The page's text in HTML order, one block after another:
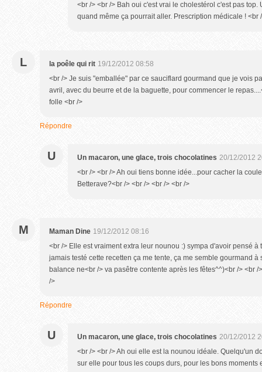
<br /> <br /> Bah oui c'est vrai le cholestérol c'est pas top.
quand même ça pourrait aller. Prescription médicale ! <br
L la poêle qui rit 19/12/2012 08:58
<br /> Je suis "emballée" par ce sauciflard gourmand que je vois
avril, avec du beurre et de la baguette, pour commencer le
folle <br />
Répondre
U Un macaron, une glace, trois chocolatines 20/12/2012
<br /> <br /> Ah oui tiens bonne idée...pour cacher la
Betterave?<br /> <br /> <br /> <br />
M Maman Dine 19/12/2012 08:16
<br /> Elle est vraiment extra leur nounou :) sympa d'avoir pensé à
jamais testé cette recetten ça me tente, ça me semble gourmand
balance ne<br /> va pasêtre contente après les fêtes^^)<br /> <br
/>
Répondre
U Un macaron, une glace, trois chocolatines 20/12/2012
<br /> <br /> Ah oui elle est la nounou idéale. Quelqu'un
sur elle pour tous les coups durs, pour les bons moments